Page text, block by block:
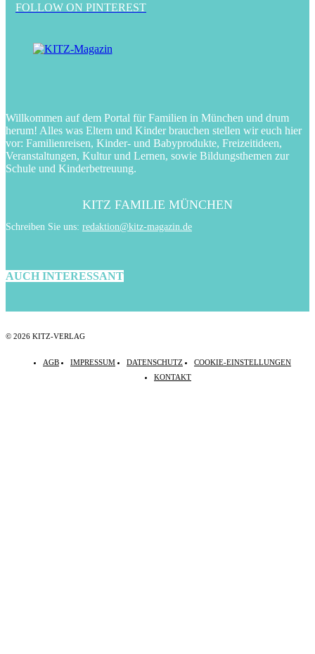
FOLLOW ON PINTEREST
Willkommen auf dem Portal für Familien in München und drum
herum! Alles was Eltern und Kinder brauchen stellen wir euch hier
vor: Familienreisen, Kinder- und Babyprodukte, Freizeitideen,
Veranstaltungen, Kultur und Lernen, sowie Bildungsthemen zur
Schule und Kinderbetreuung.
KITZ FAMILIE MÜNCHEN
Schreiben Sie uns: redaktion@kitz-magazin.de
AUCH INTERESSANT
© 2026 KITZ-VERLAG
AGB IMPRESSUM DATENSCHUTZ
COOKIE-EINSTELLUNGEN
KONTAKT